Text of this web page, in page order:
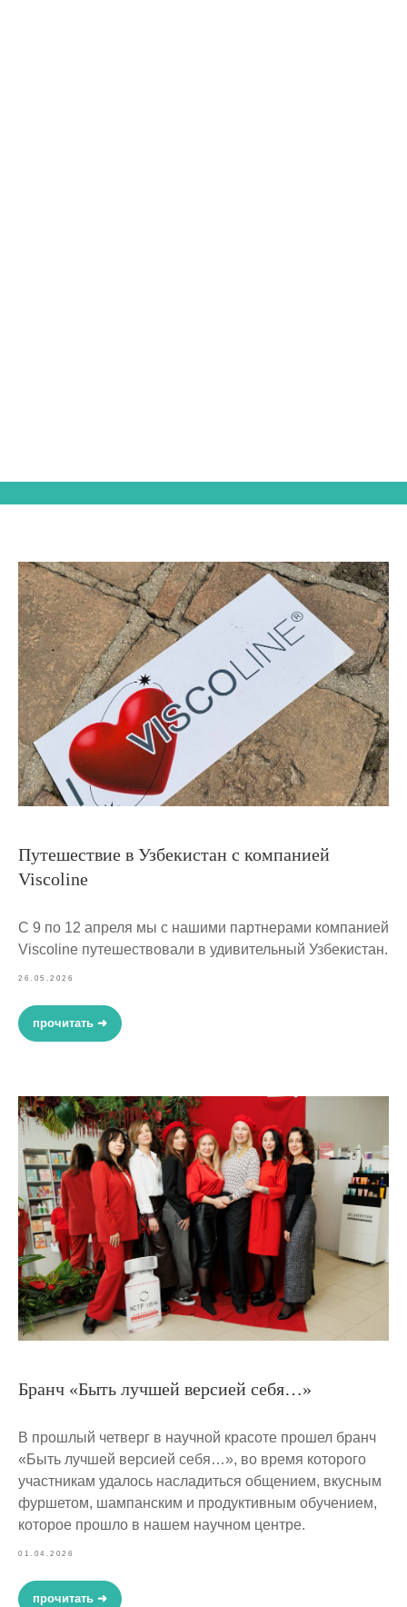
Путешествие в Узбекистан с компанией
Viscoline
С 9 по 12 апреля мы с нашими партнерами компанией
Viscoline путешествовали в удивительный Узбекистан.
26.05.2026
прочитать ➜
Бранч «Быть лучшей версией себя…»
В прошлый четверг в научной красоте прошел бранч
«Быть лучшей версией себя…», во время которого
участникам удалось насладиться общением, вкусным
фуршетом, шампанским и продуктивным обучением,
которое прошло в нашем научном центре.
01.04.2026
прочитать ➜